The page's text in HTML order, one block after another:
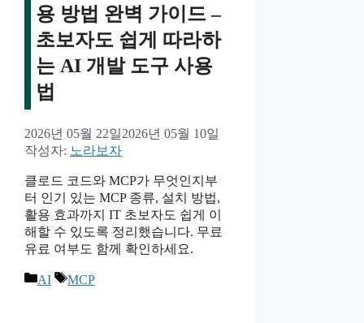
용 방법 완벽 가이드 –
초보자도 쉽게 따라하
는 AI 개발 도구 사용
법
2026년 05월 22일2026년 05월 10일
작성자: 노라보자
클로드 코드와 MCP가 무엇인지부
터 인기 있는 MCP 종류, 설치 방법,
활용 효과까지 IT 초보자도 쉽게 이
해할 수 있도록 정리했습니다. 무료
유료 여부도 함께 확인하세요.
카
AI
태
MCP